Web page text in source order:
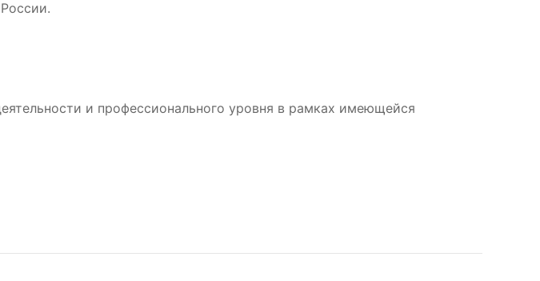
и профессионального уровня в рамках имеющейся